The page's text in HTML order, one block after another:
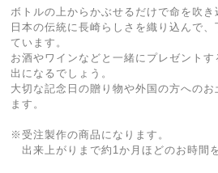
ボトルの上からかぶせるだけで命を吹き
日本の伝統に長崎らしさを織り込んで
ています。
お酒やワインなどと一緒にプレゼント
出になるでしょう。
大切な記念日の贈り物や外国の方への
ます。
※受注製作の商品になります。
出来上がりまで約1か月ほどのお時間